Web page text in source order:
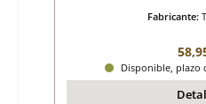
Fabricante:
Disponible, plazo